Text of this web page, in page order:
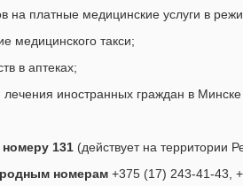
на платные медицинские услуги в
медицинского такси;
в аптеках;
лечения иностранных граждан в
131 (действует на территории
номерам +375 (17) 243-41-43,